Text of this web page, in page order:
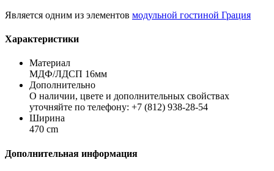
Является одним из элементов модульной гостиной Грация
Характеристики
Материал
МДФ/ЛДСП 16мм
Дополнительно
О наличии, цвете и дополнительных свойствах
уточняйте по телефону: +7 (812) 938-28-54
Ширина
470 cm
Дополнительная информация